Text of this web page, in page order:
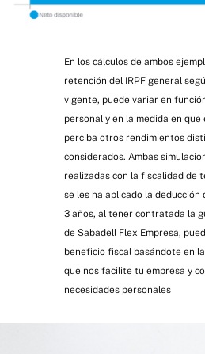
En los cálculos de ambos
retención del IRPF general
vigente, puede variar en
personal y en la medida en que
perciba otros rendimientos
considerados. Ambas
realizadas con la fiscalidad de
se les ha aplicado la deducción
3 años, al tener contratada la
de Sabadell Flex Empresa,
beneficio fiscal basándote en
que nos facilite tu empresa y
necesidades personales